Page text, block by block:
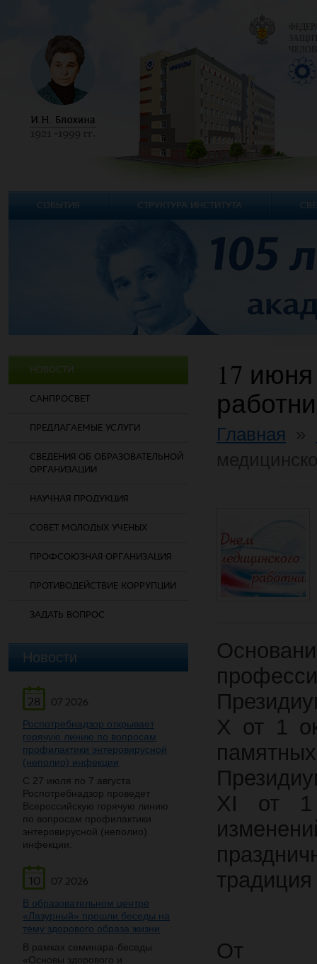
НОВОСТИ
САНПРОСВЕТ
ПРЕДЛАГАЕМЫЕ УСЛУГИ
СВЕДЕНИЯ ОБ ОБРАЗОВАТЕЛЬНОЙ
ОРГАНИЗАЦИИ
НАУЧНАЯ ПРОДУКЦИЯ
СОВЕТ МОЛОДЫХ УЧЕНЫХ
ПРОФСОЮЗНАЯ ОРГАНИЗАЦИЯ
ПРОТИВОДЕЙСТВИЕ КОРРУПЦИИ
ЗАДАТЬ ВОПРОС
Новости
28
07.2026
Роспотребнадзор открывает
горячую линию по вопросам
профилактики энтеровирусной
(неполио) инфекции
С 27 июля по 7 августа
Роспотребнадзор проведет
Всероссийскую горячую линию
по вопросам профилактики
энтеровирусной (неполио)
инфекции.
10
07.2026
В образовательном центре
«Лазурный» прошли беседы на
тему здорового образа жизни
В рамках семинара-беседы
«Основы здорового и
17
Главная
Х от 1
XI от 1
традиция
От
СОБЫТИЯ СТРУКТУРА ИНСТИТУТА